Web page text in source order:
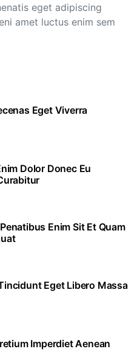
eget adipiscing
amet luctus enim sem
Eget Viverra
Dolor Donec Eu
Enim Sit Et Quam
Eget Libero Massa
Imperdiet Aenean